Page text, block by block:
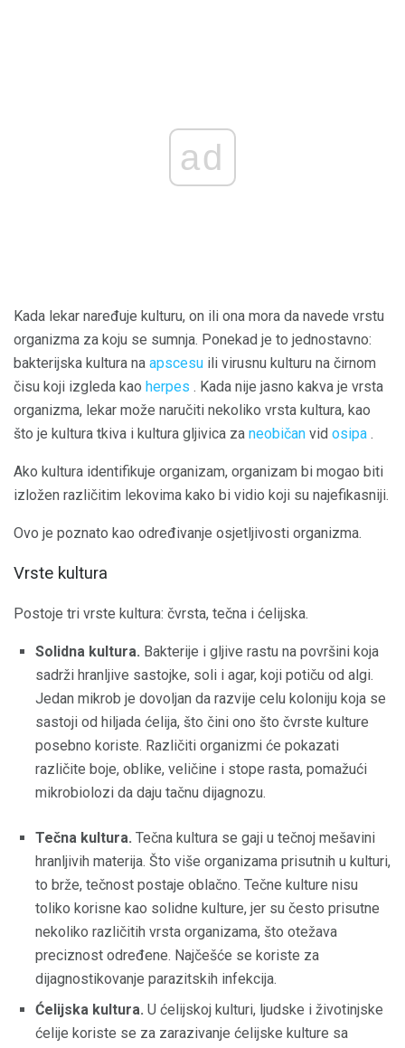
ad
Kada lekar naređuje kulturu, on ili ona mora da navede vrstu
organizma za koju se sumnja. Ponekad je to jednostavno:
bakterijska kultura na apscesu ili virusnu kulturu na čirnom
čisu koji izgleda kao herpes . Kada nije jasno kakva je vrsta
organizma, lekar može naručiti nekoliko vrsta kultura, kao
što je kultura tkiva i kultura gljivica za neobičan vid osipa .
Ako kultura identifikuje organizam, organizam bi mogao biti
izložen različitim lekovima kako bi vidio koji su najefikasniji.
Ovo je poznato kao određivanje osjetljivosti organizma.
Vrste kultura
Postoje tri vrste kultura: čvrsta, tečna i ćelijska.
Solidna kultura. Bakterije i gljive rastu na površini koja
sadrži hranljive sastojke, soli i agar, koji potiču od algi.
Jedan mikrob je dovoljan da razvije celu koloniju koja se
sastoji od hiljada ćelija, što čini ono što čvrste kulture
posebno koriste. Različiti organizmi će pokazati
različite boje, oblike, veličine i stope rasta, pomažući
mikrobiolozi da daju tačnu dijagnozu.
Tečna kultura. Tečna kultura se gaji u tečnoj mešavini
hranljivih materija. Što više organizama prisutnih u kulturi,
to brže, tečnost postaje oblačno. Tečne kulture nisu
toliko korisne kao solidne kulture, jer su često prisutne
nekoliko različitih vrsta organizama, što otežava
preciznost određene. Najčešće se koriste za
dijagnostikovanje parazitskih infekcija.
Ćelijska kultura. U ćelijskoj kulturi, ljudske i životinjske
ćelije koriste se za zarazivanje ćelijske kulture sa